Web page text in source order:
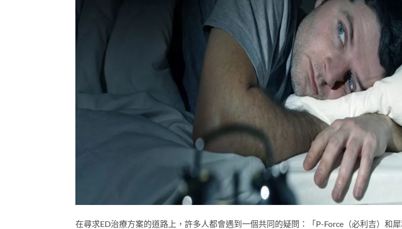
在尋求ED治療方案的道路上，許多人都會遇到一個共同的疑問：「P-Force（必利吉）和